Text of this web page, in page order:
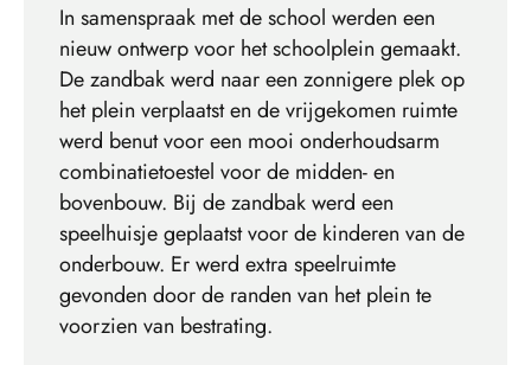
In samenspraak met de school werden een
nieuw ontwerp voor het schoolplein gemaakt.
De zandbak werd naar een zonnigere plek op
het plein verplaatst en de vrijgekomen ruimte
werd benut voor een mooi onderhoudsarm
combinatietoestel voor de midden- en
bovenbouw. Bij de zandbak werd een
speelhuisje geplaatst voor de kinderen van de
onderbouw. Er werd extra speelruimte
gevonden door de randen van het plein te
voorzien van bestrating.